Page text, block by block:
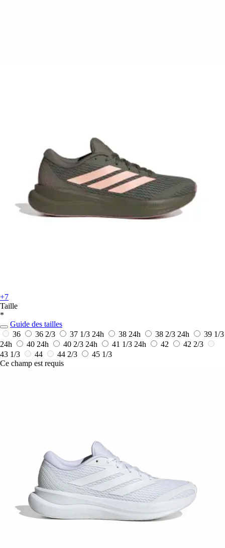
+7
Taille
*
Guide des tailles
36
36 2/3 37 1/3 24h 38 24h 38 2/3 24h
39 1/3
24h
40 24h 40 2/3 24h 41 1/3 24h 42
42 2/3
43 1/3
44 44 2/3
45 1/3
Ce champ est requis